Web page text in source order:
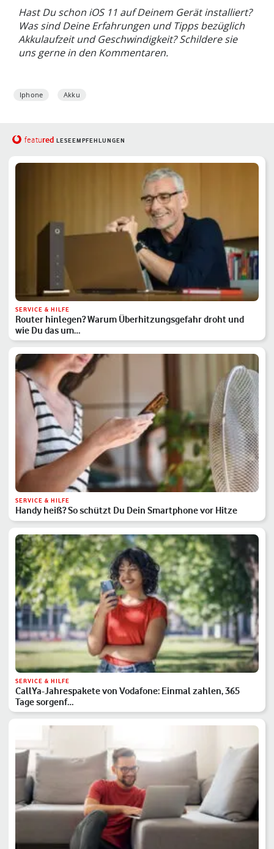
Hast Du schon iOS 11 auf Deinem Gerät installiert?
Was sind Deine Erfahrungen und Tipps bezüglich
Akkulaufzeit und Geschwindigkeit? Schildere sie
uns gerne in den Kommentaren.
Iphone Akku
featured LESEEMPFEHLUNGEN
SERVICE & HILFE
Router hinlegen? Warum Überhitzungsgefahr droht und
wie Du das um…
SERVICE & HILFE
Handy heiß? So schützt Du Dein Smartphone vor Hitze
SERVICE & HILFE
CallYa-Jahrespakete von Vodafone: Einmal zahlen, 365
Tage sorgenf…